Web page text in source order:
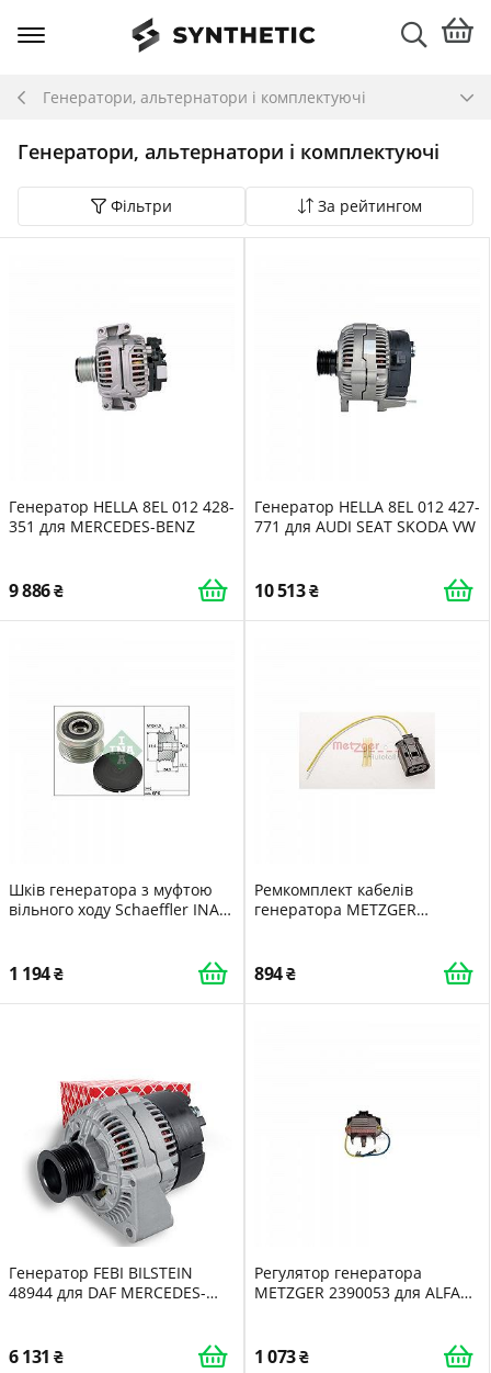
Генератори, альтернатори і комплектуючі
Генератори, альтернатори і комплектуючі
Фільтри За рейтингом
Генератор HELLA 8EL 012 428-
351 для MERCEDES-BENZ
9 886
Генератор HELLA 8EL 012 427-
771 для AUDI SEAT SKODA VW
10 513
Шків генератора з муфтою
вільного ходу Schaeffler INA
1 194
Ремкомплект кабелів
генератора METZGER
894
Генератор FEBI BILSTEIN
48944 для DAF MERCEDES-
6 131
Регулятор генератора
METZGER 2390053 для ALFA
1 073